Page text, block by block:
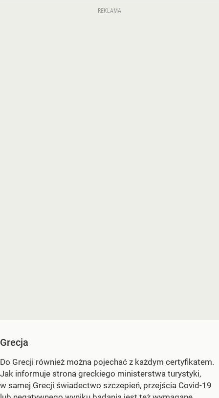
Grecja
Do Grecji również można pojechać z każdym certyfikatem.
Jak informuje strona greckiego ministerstwa turystyki,
w samej Grecji świadectwo szczepień, przejścia Covid-19